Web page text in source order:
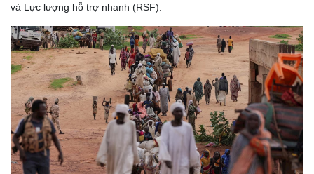
và Lực lượng hỗ trợ nhanh (RSF).